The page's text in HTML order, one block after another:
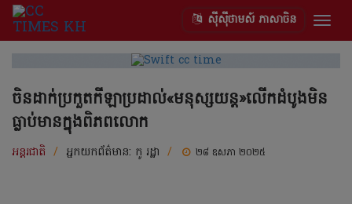
ស៊ីស៊ីថាមស៍ ភាសាចិន
ចិនដាក់ប្រកួតកីឡាប្រដាល់«មនុស្សយន្ត»លើកដំបូងមិន
ធ្លាប់មានក្នុងពិភពលោក
អន្តរជាតិ / អ្នកយកព័ត៌មាន: កូ រដ្ឋា / ២៨ ឧសភា ២០២៥